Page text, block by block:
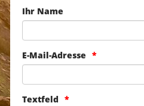
Ihr Name
E-Mail-Adresse
Textfeld